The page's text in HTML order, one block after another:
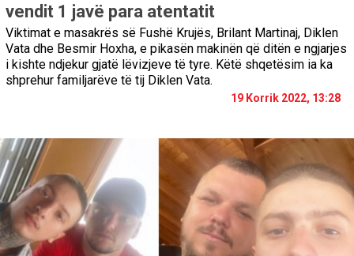
vendit 1 javë para atentatit
Viktimat e masakrës së Fushë Krujës, Brilant Martinaj, Diklen
Vata dhe Besmir Hoxha, e pikasën makinën që ditën e ngjarjes
i kishte ndjekur gjatë lëvizjeve të tyre. Këtë shqetësim ia ka
shprehur familjarëve të tij Diklen Vata.
19 Korrik 2022, 13:28